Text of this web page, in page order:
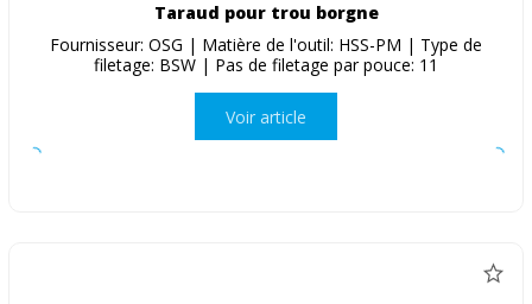
Taraud pour trou borgne
Fournisseur: OSG | Matière de l'outil: HSS-PM | Type de
filetage: BSW | Pas de filetage par pouce: 11
Voir article